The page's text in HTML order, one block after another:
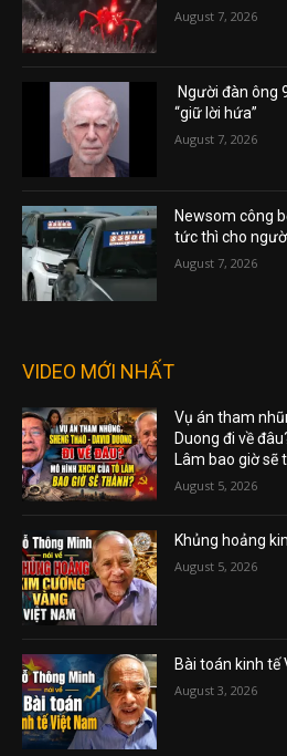
August 7, 2026
Người đàn ông
“giữ lời hứa”
August 7, 2026
Newsom công
tức thì cho
August 7, 2026
VIDEO MỚI NHẤT
Vụ án tham
Duong đi về
Lâm bao giờ sẽ
August 5, 2026
Khủng hoảng
August 5, 2026
Bài toán kinh tế
August 3, 2026